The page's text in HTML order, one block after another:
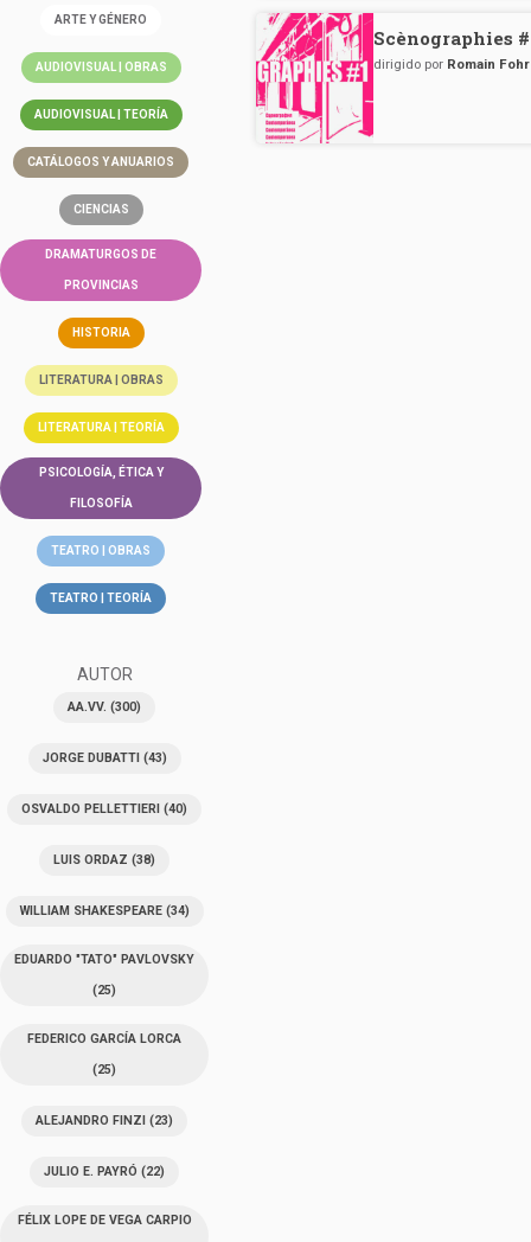
ARTE Y GÉNERO
AUDIOVISUAL | OBRAS
AUDIOVISUAL | TEORÍA
CATÁLOGOS Y ANUARIOS
CIENCIAS
DRAMATURGOS DE
PROVINCIAS
HISTORIA
LITERATURA | OBRAS
LITERATURA | TEORÍA
PSICOLOGÍA, ÉTICA Y
FILOSOFÍA
TEATRO | OBRAS
TEATRO | TEORÍA
AUTOR
AA.VV. (300)
JORGE DUBATTI(43)
OSVALDO PELLETTIERI (40)
LUIS ORDAZ (38)
WILLIAM SHAKESPEARE(34)
EDUARDO "TATO" PAVLOVSKY
(25)
FEDERICO GARCÍA LORCA
(25)
ALEJANDRO FINZI (23)
JULIO E. PAYRÓ (22)
FÉLIX LOPE DE VEGA CARPIO
Scènographies
dirigido por Romain Fohr